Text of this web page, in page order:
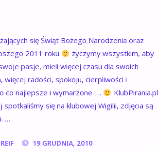
się Świąt Bożego Narodzenia oraz
2011 roku
życzymy wszystkim, aby
pasje, mieli więcej czasu dla swoich
więcej radości, spokoju, cierpliwości i
co najlepsze i wymarzone ….
KlubPirania.pl
spotkaliśmy się na klubowej Wigilii, zdjęcia są
…
19 GRUDNIA, 2010